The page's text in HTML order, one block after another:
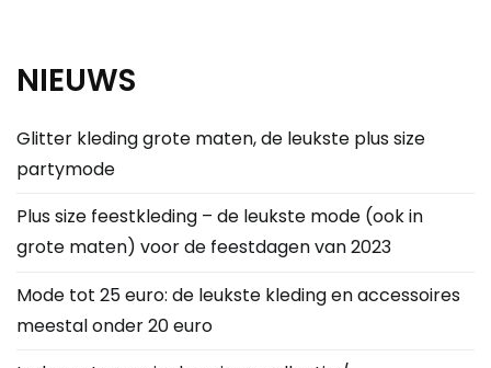
NIEUWS
Glitter kleding grote maten, de leukste plus size
partymode
Plus size feestkleding – de leukste mode (ook in
grote maten) voor de feestdagen van 2023
Mode tot 25 euro: de leukste kleding en accessoires
meestal onder 20 euro